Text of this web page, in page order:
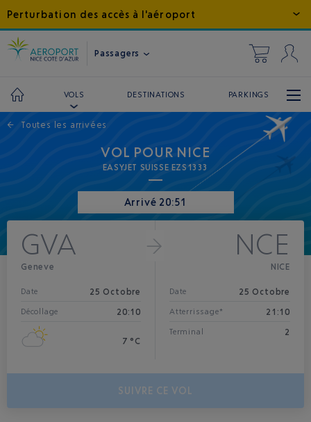
Perturbation des accès à l'aéroport
Passagers
VOLS DESTINATIONS PARKINGS
← Toutes les arrivées
VOL POUR NICE
EASYJET SUISSE EZS1333
Arrivé 20:51
GVA
Geneve
Date 25 Octobre
Décollage 20:10
7 °C
NCE
NICE
Date 25 Octobre
Atterrissage* 21:10
Terminal 2
SUIVRE CE VOL